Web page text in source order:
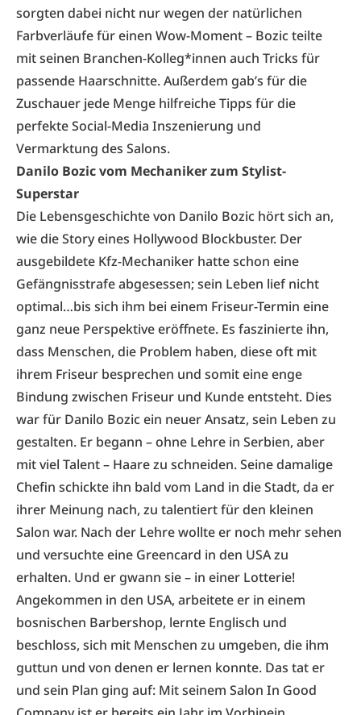
sorgten dabei nicht nur wegen der natürlichen
Farbverläufe für einen Wow-Moment – Bozic teilte
mit seinen Branchen-Kolleg*innen auch Tricks für
passende Haarschnitte. Außerdem gab’s für die
Zuschauer jede Menge hilfreiche Tipps für die
perfekte Social-Media Inszenierung und
Vermarktung des Salons.
Danilo Bozic vom Mechaniker zum Stylist-
Superstar
Die Lebensgeschichte von Danilo Bozic hört sich an,
wie die Story eines Hollywood Blockbuster. Der
ausgebildete Kfz-Mechaniker hatte schon eine
Gefängnisstrafe abgesessen; sein Leben lief nicht
optimal…bis sich ihm bei einem Friseur-Termin eine
ganz neue Perspektive eröffnete. Es faszinierte ihn,
dass Menschen, die Problem haben, diese oft mit
ihrem Friseur besprechen und somit eine enge
Bindung zwischen Friseur und Kunde entsteht. Dies
war für Danilo Bozic ein neuer Ansatz, sein Leben zu
gestalten. Er begann – ohne Lehre in Serbien, aber
mit viel Talent – Haare zu schneiden. Seine damalige
Chefin schickte ihn bald vom Land in die Stadt, da er
ihrer Meinung nach, zu talentiert für den kleinen
Salon war. Nach der Lehre wollte er noch mehr sehen
und versuchte eine Greencard in den USA zu
erhalten. Und er gwann sie – in einer Lotterie!
Angekommen in den USA, arbeitete er in einem
bosnischen Barbershop, lernte Englisch und
beschloss, sich mit Menschen zu umgeben, die ihm
guttun und von denen er lernen konnte. Das tat er
und sein Plan ging auf: Mit seinem Salon In Good